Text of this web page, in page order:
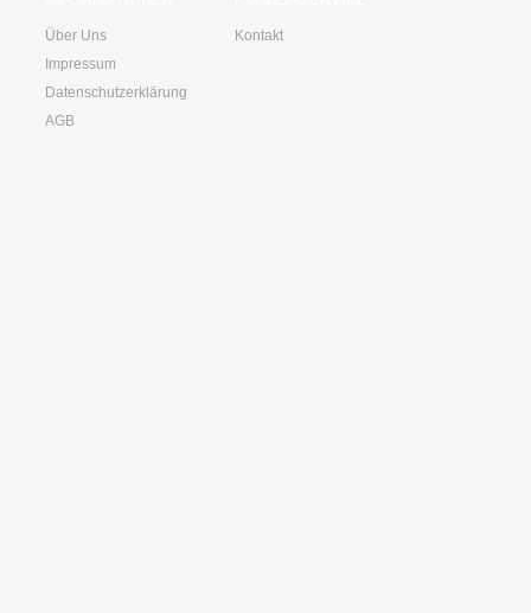
Über Uns
Impressum
Datenschutzerklärung
AGB
Kontakt